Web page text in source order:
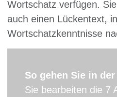
Wortschatz verfügen.
auch einen Lückentext,
Wortschatzkenntnisse
So gehen Sie in
Sie bearbeiten die 7